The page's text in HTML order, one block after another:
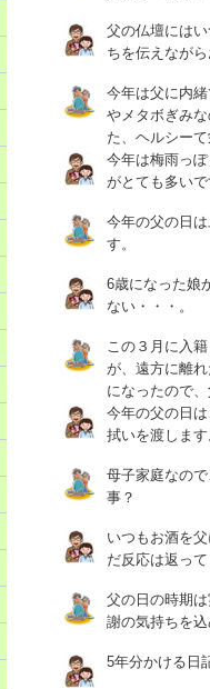
父の仏壇には
ちを伝えなが
今年は父に内
やメタボぎみ
た、ヘルシー
今年は梅雨っ
がとても多い
今年の父の日
す。
6歳になった娘
ない・・・。
この３月に入
が、遠方に離
になったので
今年の父の日
拭いを渡しま
母子家庭なの
事？
いつもお酒を
だ反応は返っ
父の日の時期
謝の気持ちを
5年分かける日